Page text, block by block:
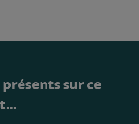
présents sur ce